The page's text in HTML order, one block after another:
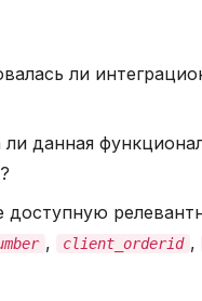
ли
ли данная
доступную
, client_orderid ,